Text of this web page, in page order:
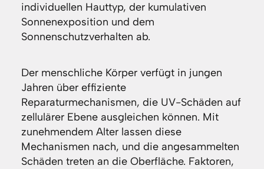
individuellen Hauttyp, der kumulativen
Sonnenexposition und dem
Sonnenschutzverhalten ab.
Der menschliche Körper verfügt in jungen
Jahren über effiziente
Reparaturmechanismen, die UV-Schäden auf
zellulärer Ebene ausgleichen können. Mit
zunehmendem Alter lassen diese
Mechanismen nach, und die angesammelten
Schäden treten an die Oberfläche. Faktoren,